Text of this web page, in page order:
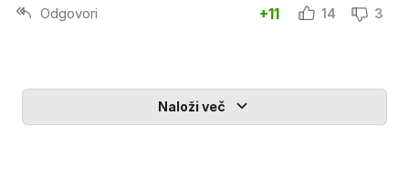
Odgovori +11 14 3
Naloži več